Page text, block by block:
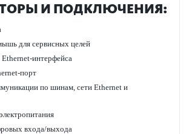
И ПОД­КЛЮЧЕНИЯ:
для серв­исных целей
интерфейса
порт
по шинам, сети Ethernet и
входа/выхода